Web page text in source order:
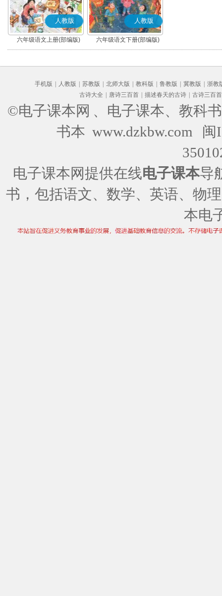
人教版
六年级语文上册(部编版)
人教版
六年级语文下册(部编版)
手机版 人教版 苏教版 北师大版 教科版 鲁教版 冀教版
浙教
古诗大全
唐诗三百首 描述春天的古诗 古诗三百首
©电子课本网 、电子课本、教科
书本 www.dzkbw.com
闽
电子课本网提供在线电子课本导
书，包括语文、数学、英语、物
本电